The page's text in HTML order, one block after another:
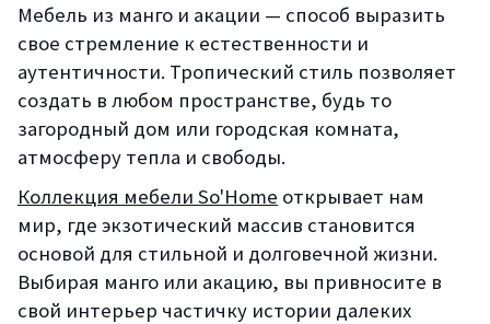
Мебель из манго и акации — способ выразить
свое стремление к естественности и
аутентичности. Тропический стиль позволяет
создать в любом пространстве, будь то
загородный дом или городская комната,
атмосферу тепла и свободы.
Коллекция мебели So'Home открывает нам
мир, где экзотический массив становится
основой для стильной и долговечной жизни.
Выбирая манго или акацию, вы привносите в
свой интерьер частичку истории далеких